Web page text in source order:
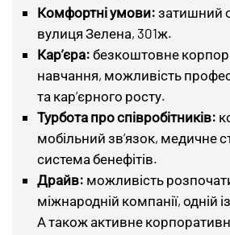
Комфортні умови: затишний
вулиця Зелена, 301ж.
Кар’єра: безкоштовне
навчання, можливість
та кар’єрного росту.
Турбота про співробітників:
мобільний зв’язок, медичне
система бенефітів.
Драйв: можливість
міжнародній компанії, одній
А також активне